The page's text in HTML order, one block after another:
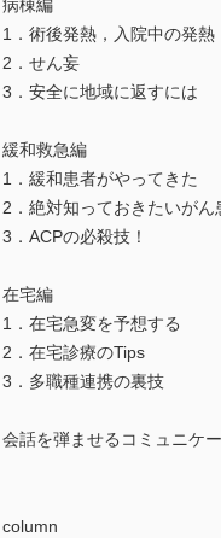
病棟編
1．術後発熱，入院中の発熱
2．せん妄
3．安全に地域に返すには
緩和救急編
1．緩和患者がやってきた
2．絶対知っておきたいがん
3．ACPの必殺技！
在宅編
1．在宅急変を予想する
2．在宅診療のTips
3．多職種連携の裏技
会話を弾ませるコミュニケ
column